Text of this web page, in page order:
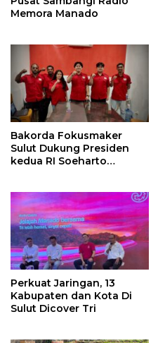
Memora Manado
Bakorda Fokusmaker
Sulut Dukung Presiden
kedua RI Soeharto
Perkuat Jaringan, 13
Kabupaten dan Kota Di
Sulut Dicover Tri